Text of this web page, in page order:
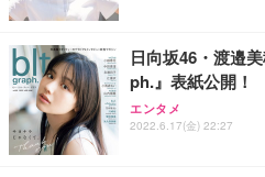
日向坂46・渡邉
ph.』表紙公開！
エンタメ
2022.6.17(金) 22:27